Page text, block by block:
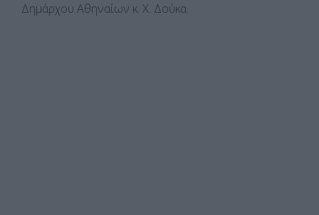
Δημάρχου Αθηναίων κ. Χ. Δούκα.